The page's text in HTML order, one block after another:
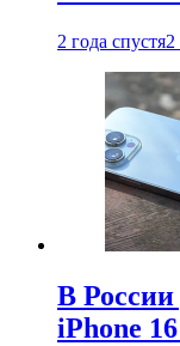
2 года спустя2
В
iPhone